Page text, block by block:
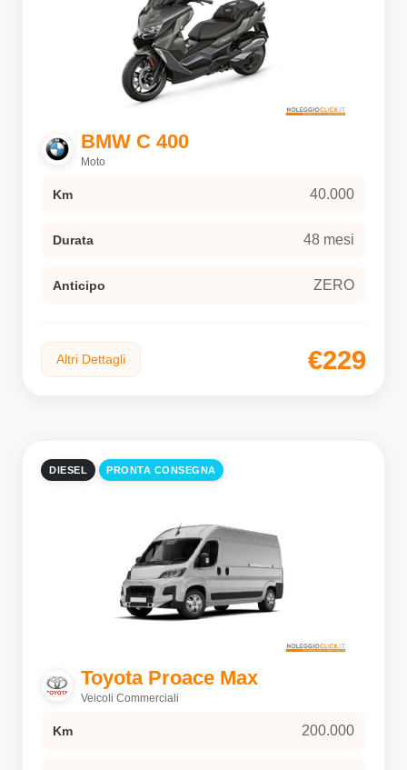
BMW C 400
Moto
Km 40.000
Durata 48 mesi
Anticipo ZERO
Altri Dettagli €229
DIESEL PRONTA CONSEGNA
Toyota Proace Max
Veicoli Commerciali
Km 200.000